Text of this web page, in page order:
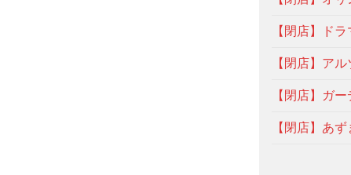
【閉店】ド
【閉店】ア
【閉店】ガ
【閉店】あ